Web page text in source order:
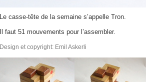
Le casse-tête de la semaine s’appelle Tron.
Il faut 51 mouvements pour l’assembler.
Design et copyright: Emil Askerli